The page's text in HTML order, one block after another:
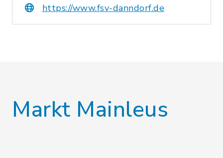
https://www.fsv-danndorf.de
Markt Mainleus